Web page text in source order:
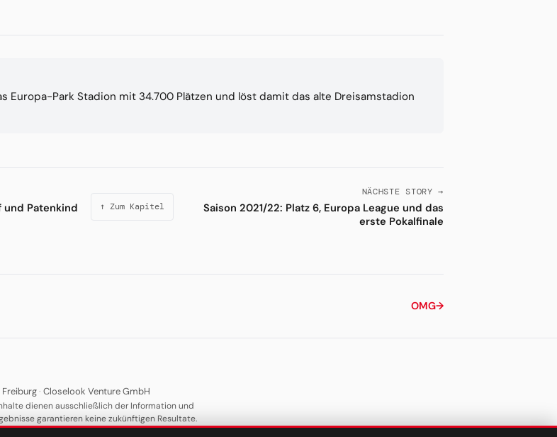
Europa-Park Stadion mit 34.700 Plätzen und löst damit das alte Dreisamstadion
und Patenkind
↑ Zum Kapitel
NÄCHSTE STORY →
Saison 2021/22: Platz 6, Europa League und das
erste Pokalfinale
OMG→
· Closelook Venture GmbH
dienen ausschließlich der Information und
garantieren keine zukünftigen Resultate.